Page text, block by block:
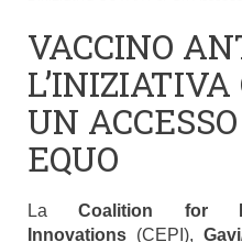
VACCINO
L’INIZIATIVA
UN
EQUO
La Coalition for
Innovations (CEPI),